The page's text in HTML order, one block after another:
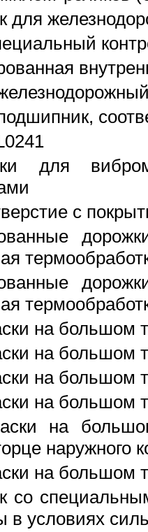
для
для
с
на большом
на большом
на большом
на большом
на
наружного
на большом
со
в условиях